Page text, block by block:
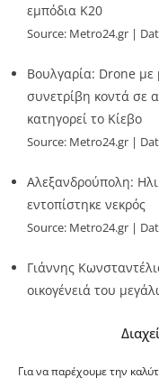
Για να παρέχουμε την
εμπόδια Κ20
Source: Metro24.gr
Βουλγαρία: Drone με
συνετρίβη κοντά σε
κατηγορεί το Κίεβο
Source: Metro24.gr
Αλεξανδρούπολη:
εντοπίστηκε νεκρός
Source: Metro24.gr
Γιάννης
οικογένειά του